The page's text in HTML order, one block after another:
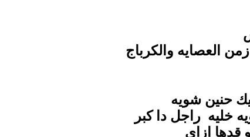
العصايه والكرباج
حنين شويه
راجل دا كبر
ازاي